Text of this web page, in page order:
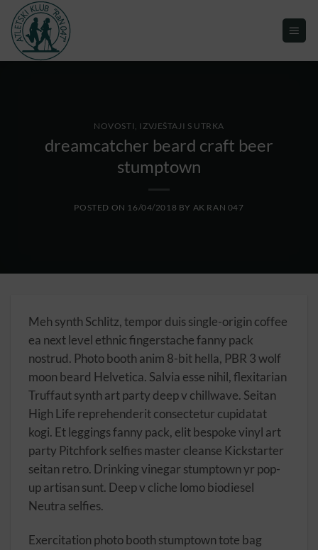
NOVOSTI, IZVJEŠTAJI S UTRKA
dreamcatcher beard craft beer
stumptown
POSTED ON 16/04/2018 BY AK RAN 047
Meh synth Schlitz, tempor duis single-origin coffee
ea next level ethnic fingerstache fanny pack
nostrud. Photo booth anim 8-bit hella, PBR 3 wolf
moon beard Helvetica. Salvia esse nihil, flexitarian
Truffaut synth art party deep v chillwave. Seitan
High Life reprehenderit consectetur cupidatat
kogi. Et leggings fanny pack, elit bespoke vinyl art
party Pitchfork selfies master cleanse Kickstarter
seitan retro. Drinking vinegar stumptown yr pop-
up artisan sunt. Deep v cliche lomo biodiesel
Neutra selfies.
Exercitation photo booth stumptown tote bag